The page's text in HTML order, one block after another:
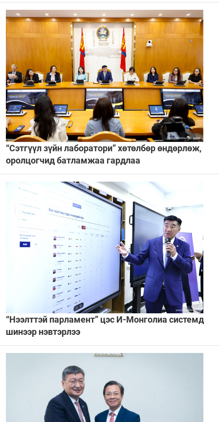
“Сэтгүүл зүйн лаборатори” хөтөлбөр өндөрлөж,
оролцогчид батламжаа гардлаа
“Нээлттэй парламент” цэс И-Монголиа системд
шинээр нэвтэрлээ